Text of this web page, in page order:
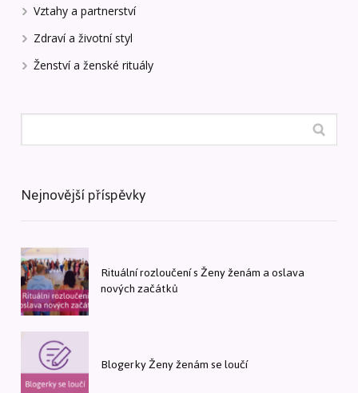
Vztahy a partnerství
Zdraví a životní styl
Ženství a ženské rituály
Nejnovější příspěvky
Rituální rozloučení s Ženy ženám a oslava
nových začátků
Blogerky Ženy ženám se loučí